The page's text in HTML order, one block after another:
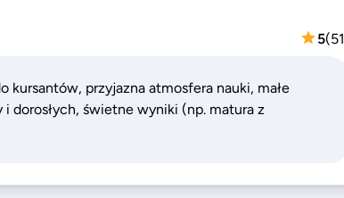
5(51
kursantów, przyjazna atmosfera nauki, małe
dorosłych, świetne wyniki (np. matura z